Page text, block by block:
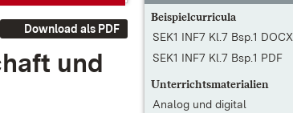
Download als PDF
und
Beispielcurricula
SEK1 INF7 Kl.7 Bsp.1 DOCX
SEK1 INF7 Kl.7 Bsp.1 PDF
Unterrichtsmaterialien
Analog und digital